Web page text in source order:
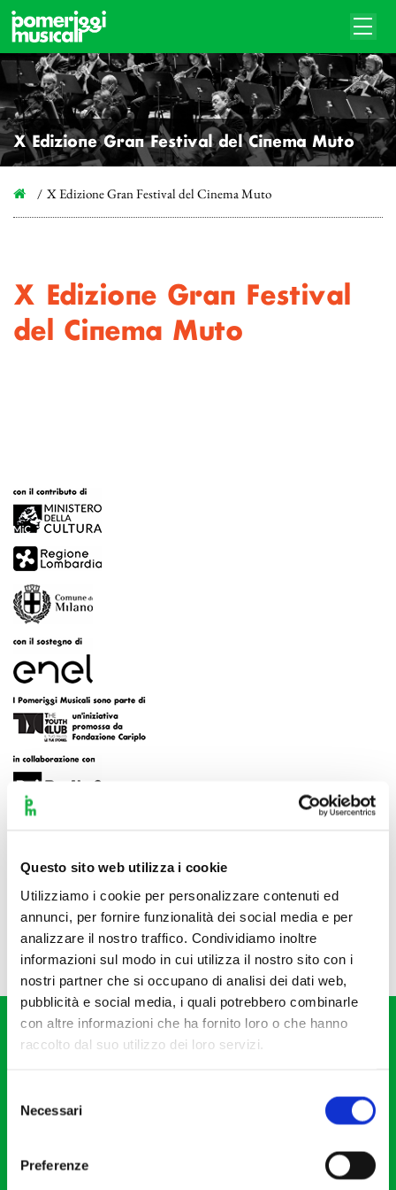
Questo sito web utilizza i cookie
Utilizziamo i cookie per personalizzare contenuti ed
annunci, per fornire funzionalità dei social media e per
analizzare il nostro traffico. Condividiamo inoltre
informazioni sul modo in cui utilizza il nostro sito con i
nostri partner che si occupano di analisi dei dati web,
pubblicità e social media, i quali potrebbero combinarle
con altre informazioni che ha fornito loro o che hanno
raccolto dal suo utilizzo dei loro servizi.
delNecessari
Preferenze
X Edizione Gran Festival del Cinema Muto
X Edizione Gran Festival del Cinema Muto
X Edizione Gran Festival
del Cinema Muto
20121 Milano